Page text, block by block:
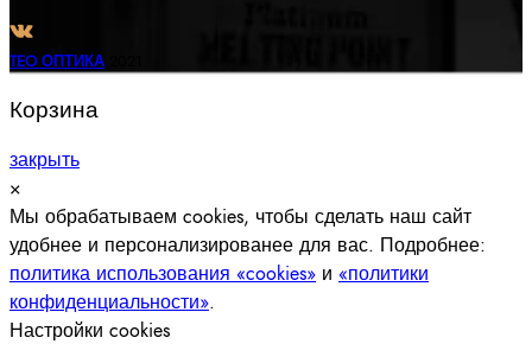
TEO ОПТИКА
Корзина
закрыть
×
Мы обрабатываем cookies, чтобы сделать наш сайт
удобнее и персонализированее для вас. Подробнее:
политика использования «cookies» и «политики
конфиденциальности».
Настройки cookies